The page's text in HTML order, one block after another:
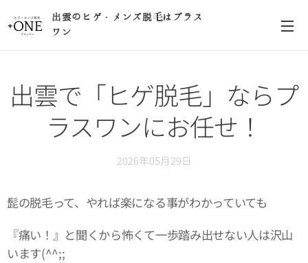
出雲のヒゲ・メンズ脱毛はプラス
ワン
出雲で「ヒゲ脱毛」ならプ
ラスワンにお任せ！
2026年05月29日
髭の脱毛って、やれば楽になる事がわかっていても
『痛い！』と聞くから怖くて一歩踏み出せない人は沢山
います(^^;;